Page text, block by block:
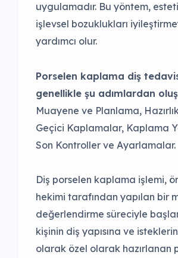
uygulamadır. Bu yöntem,
işlevsel bozuklukları
yardımcı olur.
Porselen kaplama diş
genellikle şu adımlardan
Muayene ve Planlama,
Geçici Kaplamalar, Kaplama
Son Kontroller ve Ayarlamalar.
Diş porselen kaplama işlemi,
hekimi tarafından yapılan bir
değerlendirme süreciyle
kişinin diş yapısına ve
olarak özel olarak hazırlanan